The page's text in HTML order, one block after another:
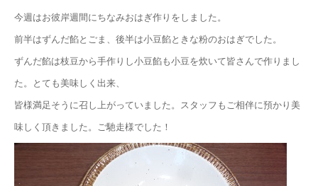
今週はお彼岸週間にちなみおはぎ作りをしました。
前半はずんだ餡とごま、後半は小豆餡ときな粉のおはぎでした。
ずんだ餡は枝豆から手作りし小豆餡も小豆を炊いて皆さんで作りまし
た。とても美味しく出来、
皆様満足そうに召し上がっていました。スタッフもご相伴に預かり美
味しく頂きました。ご馳走様でした！